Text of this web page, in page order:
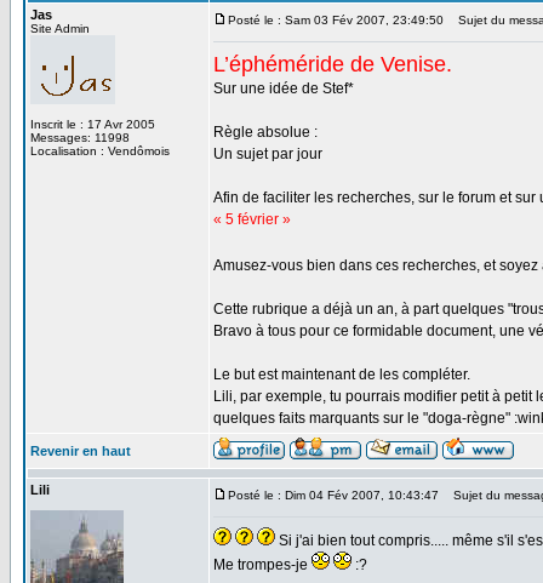
Jas
Site Admin
Inscrit le : 17 Avr 2005
Messages: 11998
Localisation : Vendômois
Posté le : Sam 03 Fév 2007, 23:49:50 Sujet du
L’éphéméride de Venise.
Sur une idée de Stef*
Règle absolue :
Un sujet par jour
Afin de faciliter les recherches, sur le forum et
« 5 février »
Amusez-vous bien dans ces recherches, et
Cette rubrique a déjà un an, à part quelques
Bravo à tous pour ce formidable document, une
Le but est maintenant de les compléter.
Lili, par exemple, tu pourrais modifier petit à
quelques faits marquants sur le "doga-règne"
Revenir en haut
Lili Posté le : Dim 04 Fév 2007, 10:43:47 Sujet du
Si j'ai bien tout compris..... même s'il
Me trompes-je
:?